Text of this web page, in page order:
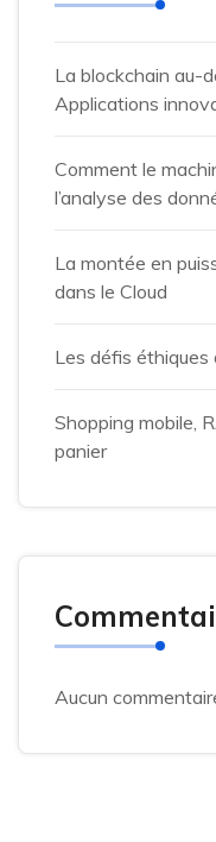
La blockchain au-
Applications
Comment le
l’analyse des
La montée en
dans le Cloud
Les défis éthiques
Shopping mobile,
panier
Aucun